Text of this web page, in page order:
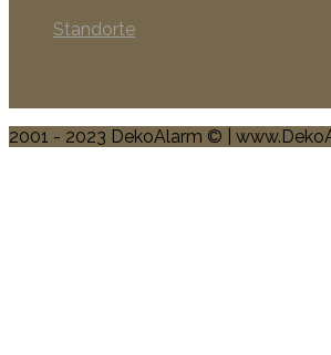
Standorte
2001 - 2023 DekoAlarm © |